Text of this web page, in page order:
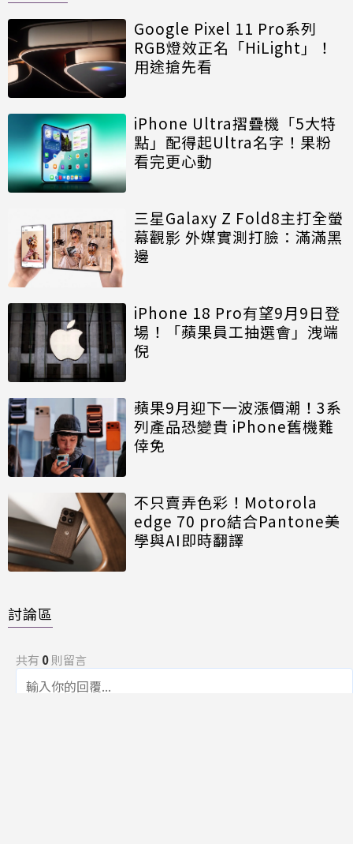
Google Pixel 11 Pro系列
RGB燈效正名「HiLight」！
用途搶先看
iPhone Ultra摺疊機「5大特
點」配得起Ultra名字！果粉
看完更心動
三星Galaxy Z Fold8主打全螢
幕觀影 外媒實測打臉：滿滿黑
邊
iPhone 18 Pro有望9月9日登
場！「蘋果員工抽選會」洩端
倪
蘋果9月迎下一波漲價潮！3系
列產品恐變貴 iPhone舊機難
倖免
不只賣弄色彩！Motorola
edge 70 pro結合Pantone美
學與AI即時翻譯
討論區
共有 0則留言